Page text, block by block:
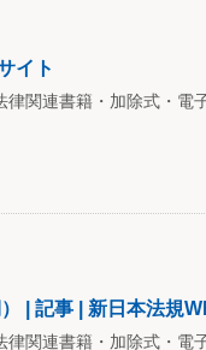
イト
関連書籍・加除式・電
| 記事 | 新日本法規
関連書籍・加除式・電